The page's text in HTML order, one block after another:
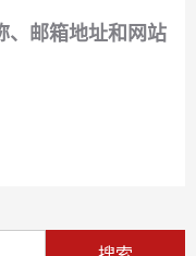
、邮箱地址和网站